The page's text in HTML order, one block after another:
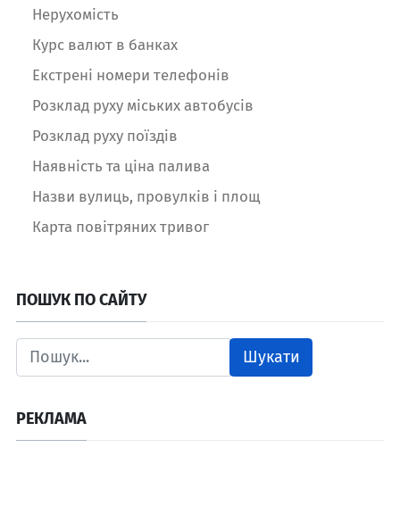
Нерухомість
Курс валют в банках
Екстрені номери телефонів
Розклад руху міських автобусів
Розклад руху поїздів
Наявність та ціна палива
Назви вулиць, провулків і площ
Карта повітряних тривог
ПОШУК ПО САЙТУ
Шукати
РЕКЛАМА